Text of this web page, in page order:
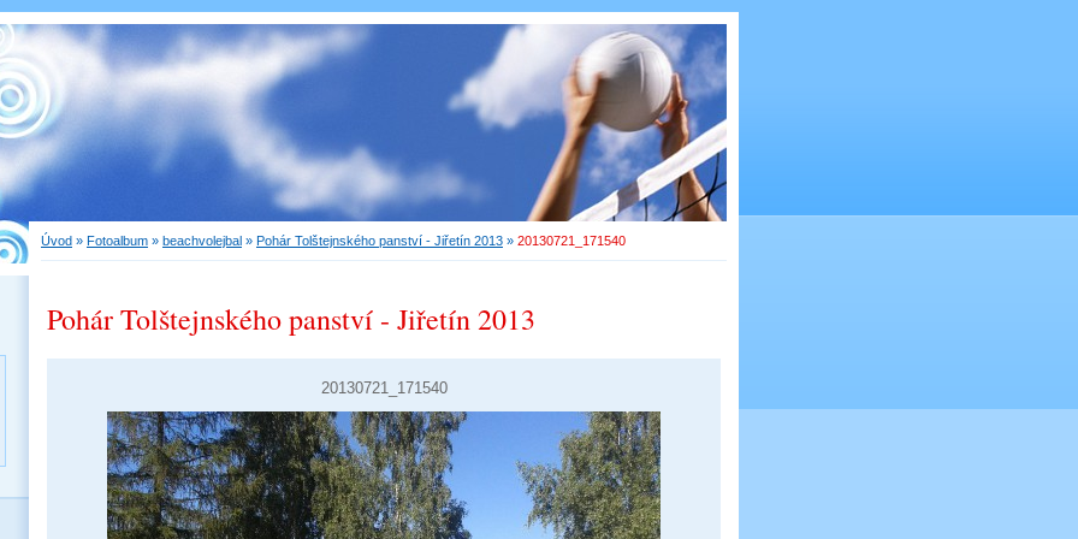
Úvod » Fotoalbum » beachvolejbal » Pohár Tolštejnského panství - Jiřetín 2013 » 20130721_171540
Pohár Tolštejnského panství - Jiřetín 2013
20130721_171540